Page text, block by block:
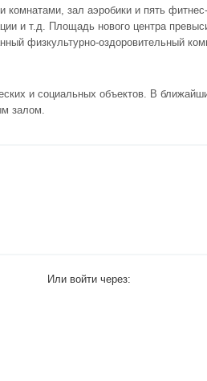
комнатами, зал аэробики и пять
и т.д. Площадь нового центра
физкультурно-оздоровительный
и социальных объектов. В
залом.
Или войти через: